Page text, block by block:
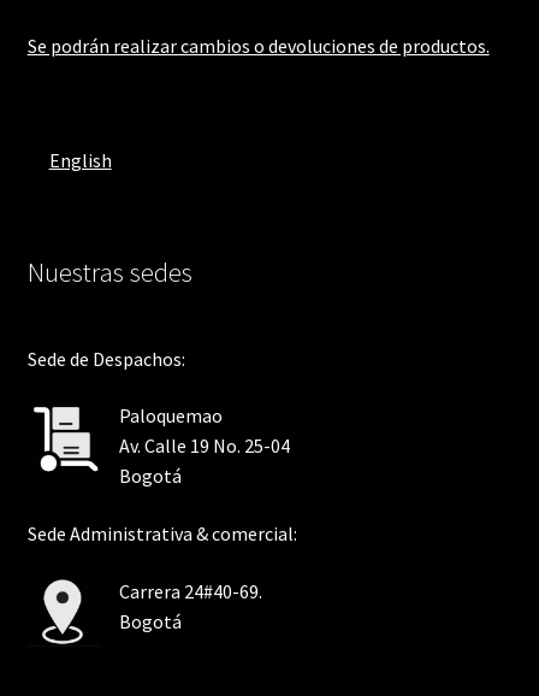
Se podrán realizar cambios o devoluciones de productos.
English
Nuestras sedes
Sede de Despachos:
Paloquemao
Av. Calle 19 No. 25-04
Bogotá
Sede Administrativa & comercial:
Carrera 24#40-69.
Bogotá